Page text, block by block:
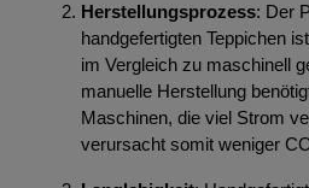
Herstellungsprozess: Der
handgefertigten Teppichen
im Vergleich zu maschinell
manuelle Herstellung
Maschinen, die viel Strom
verursacht somit weniger